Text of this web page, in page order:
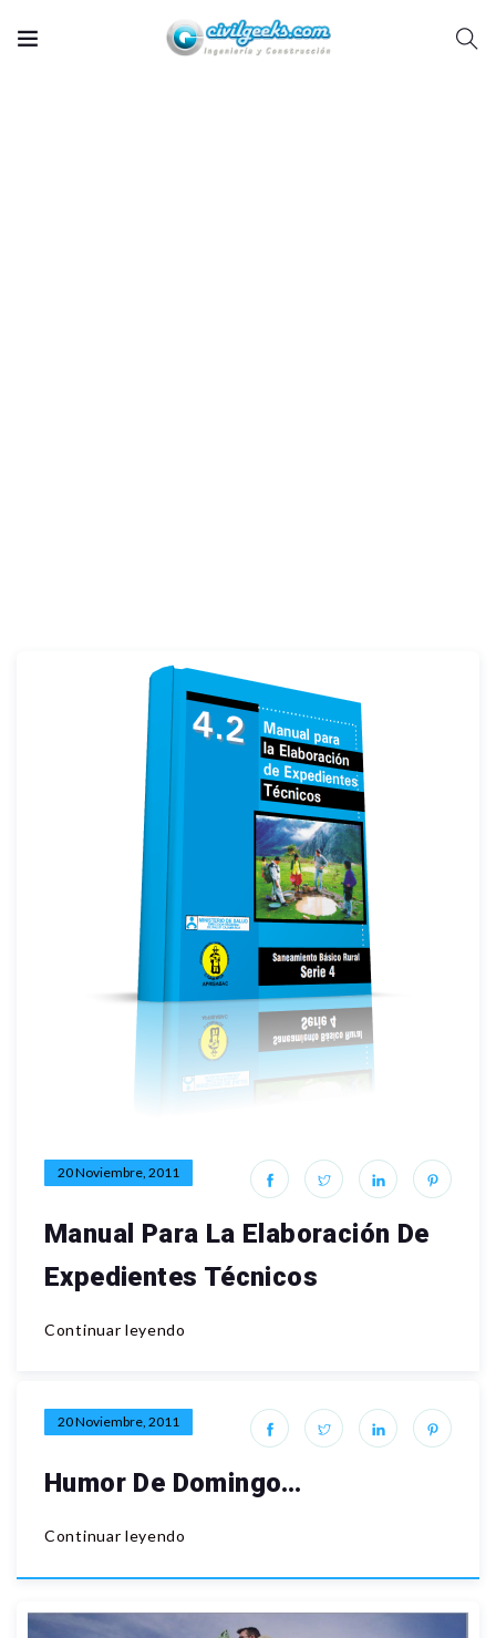
20 Noviembre, 2011
Manual Para La Elaboración De
Expedientes Técnicos
Continuar leyendo
20 Noviembre, 2011
Humor De Domingo…
Continuar leyendo